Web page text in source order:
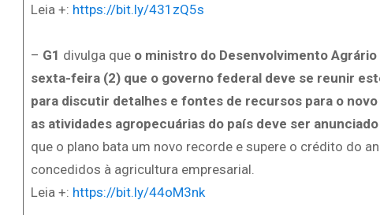
Leia +: https://bit.ly/431zQ5s
– G1 divulga queo ministro do Desenvolvimento Agrário
sexta-feira (2) que o governo federal deve se reunir
para discutir detalhes e fontes de recursos para o
as atividades agropecuárias do país deve ser
que o plano bata um novo recorde e supere o crédito do
concedidos à agricultura empresarial.
Leia +: https://bit.ly/44oM3nk